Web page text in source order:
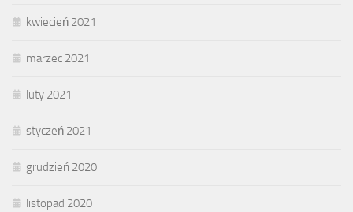
kwiecień 2021
marzec 2021
luty 2021
styczeń 2021
grudzień 2020
listopad 2020